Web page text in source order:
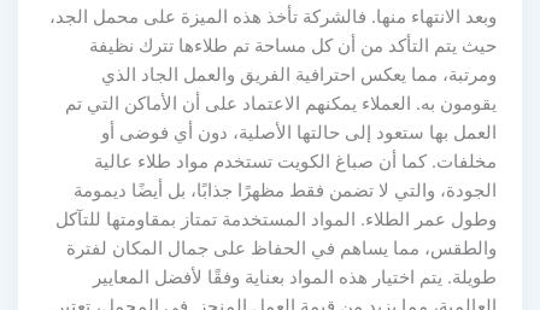
وبعد الانتهاء منها. فالشركة تأخذ هذه الميزة على محمل الجد،
حيث يتم التأكد من أن كل مساحة تم طلاءها تترك نظيفة
ومرتبة، مما يعكس احترافية الفريق والعمل الجاد الذي
يقومون به. العملاء يمكنهم الاعتماد على أن الأماكن التي تم
العمل بها ستعود إلى حالتها الأصلية، دون أي فوضى أو
مخلفات. كما أن صباغ الكويت تستخدم مواد طلاء عالية
الجودة، والتي لا تضمن فقط مظهرًا جذابًا، بل أيضًا ديمومة
وطول عمر الطلاء. المواد المستخدمة تمتاز بمقاومتها للتآكل
والطقس، مما يساهم في الحفاظ على جمال المكان لفترة
طويلة. يتم اختيار هذه المواد بعناية وفقًا لأفضل المعايير